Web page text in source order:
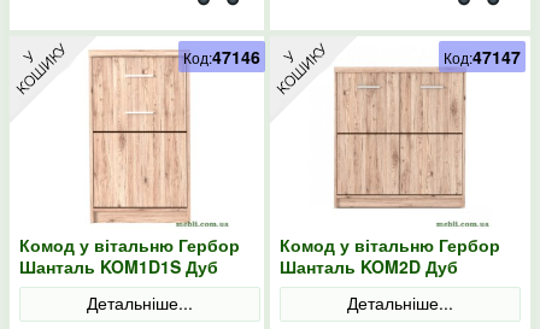
Комод у вітальню Гербор
Шанталь KOM1D1S Дуб
санремо світлий
Детальніше...
Код:47146
Комод у вітальню Гербор
Шанталь KOM2D Дуб
санремо світлий
Детальніше...
Код:47147